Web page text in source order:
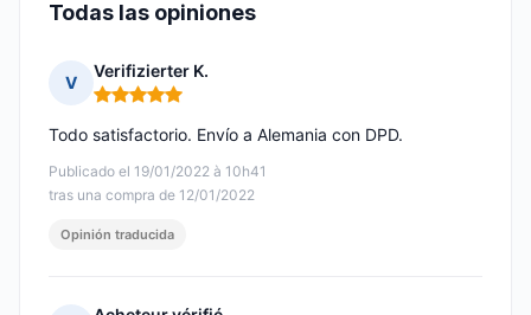
Todas las opiniones
V
Verifizierter K.
Nota: 5 de 5
Publicado el 19/01/2022 à 10h41
tras una compra de 12/01/2022
Todo satisfactorio. Envío a Alemania con DPD.
Opinión traducida